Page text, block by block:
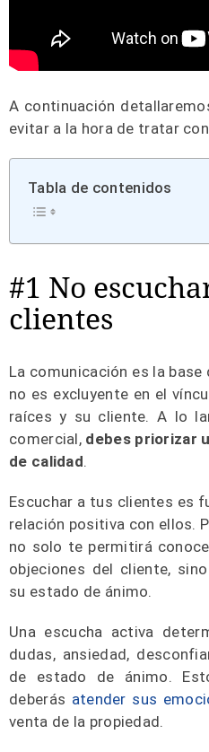
A continuación
evitar a la hora de tratar
Tabla de contenidos
#1 No
clientes
La comunicación es la
no es excluyente en el
raíces y su cliente. A lo
comercial, debes priorizar
de calidad.
Escuchar a tus clientes es
relación positiva con ellos.
no solo te permitirá
objeciones del cliente,
su estado de ánimo.
Una escucha activa
dudas, ansiedad,
de estado de ánimo.
deberás atender sus
venta de la propiedad.